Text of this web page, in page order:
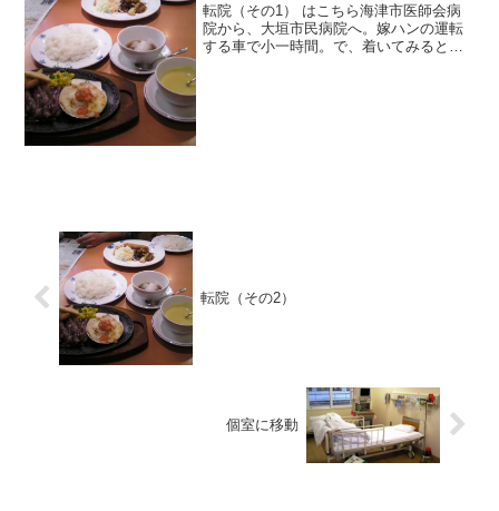
転院（その1） はこちら海津市医師会病
院から、大垣市民病院へ。嫁ハンの運転
する車で小一時間。で、着いてみると、
転院（その2）
個室に移動